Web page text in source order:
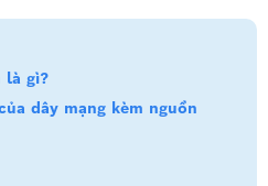
là gì?
dây mạng kèm nguồn